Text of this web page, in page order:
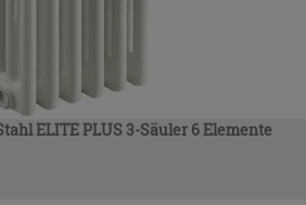
ELITE PLUS 3-Säuler 6 Elemente